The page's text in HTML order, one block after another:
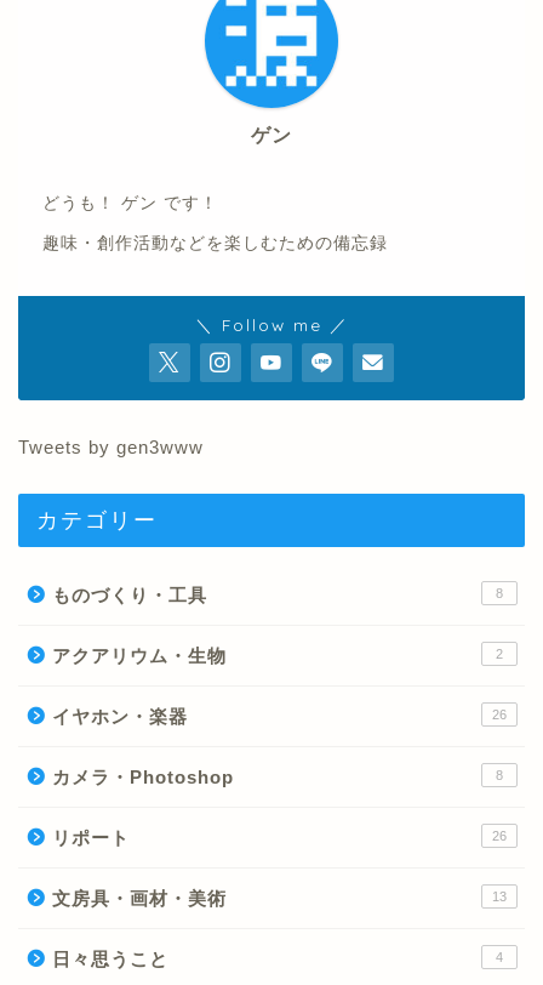
ゲン
どうも！ ゲン です！
趣味・創作活動などを楽しむための備忘録
＼ Follow me ／
Tweets by gen3www
カテゴリー
ものづくり・工具 8
アクアリウム・生物 2
イヤホン・楽器 26
カメラ・Photoshop 8
リポート 26
文房具・画材・美術 13
日々思うこと 4